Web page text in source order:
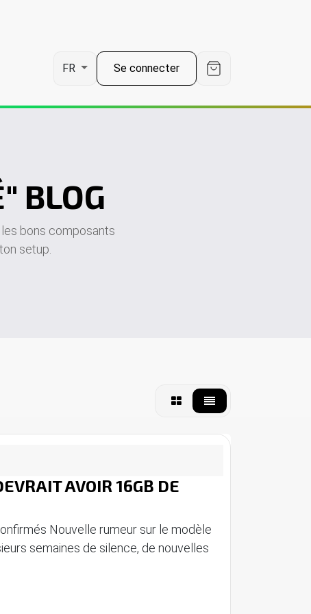
FR Se connecter
BLOG
bons composants
setup.
AVOIR 16GB DE
Nouvelle rumeur sur le modèle
semaines de silence, de nouvelles